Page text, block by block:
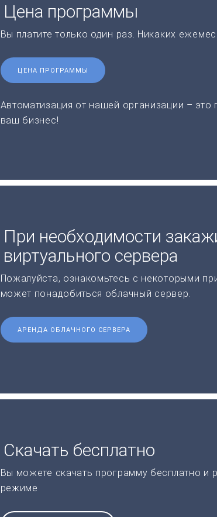
Цена программы
Вы платите только один раз. Никаких
ЦЕНА ПРОГРАММЫ
Автоматизация от нашей организации – это
ваш бизнес!
При необходимости
виртуального сервера
Пожалуйста, ознакомьтесь с некоторыми
может понадобиться облачный сервер.
АРЕНДА ОБЛАЧНОГО СЕРВЕРА
Скачать бесплатно
Вы можете скачать программу бесплатно и
режиме